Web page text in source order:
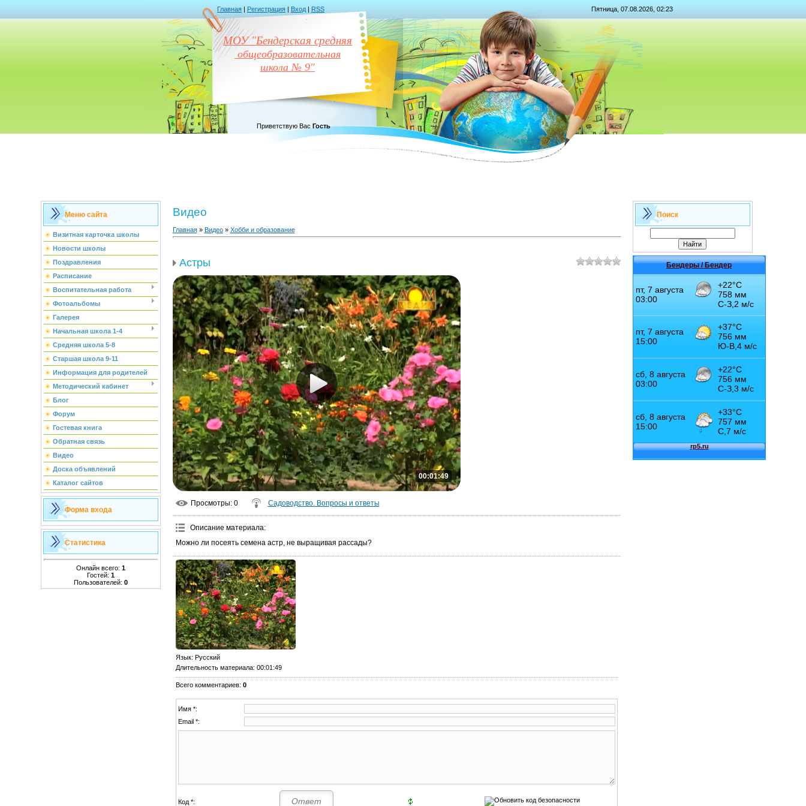
Главная | Регистрация | Вход | RSS Пятница, 07.08.2026, 02:23
МОУ "Бендерская средняя
общеобразовательная
школа № 9"
Приветствую Вас Гость
Меню сайта
Визитная карточка школы
Новости школы
Поздравления
Расписание
Воспитательная работа
Фотоальбомы
Галерея
Начальная школа 1-4
Средняя школа 5-8
Старшая школа 9-11
Информация для родителей
Методический кабинет
Блог
Форум
Гостевая книга
Обратная связь
Видео
Доска объявлений
Каталог сайтов
Форма входа
Статистика
Онлайн всего: 1
Гостей: 1
Пользователей: 0
Видео
Главная» Видео» Хобби и образование
Астры
00:01:49
Просмотры: 0 Садоводство. Вопросы и ответы
Описание материала:
Можно ли посеять семена астр, не выращивая рассады?
Язык: Русский
Длительность материала: 00:01:49
Всего комментариев: 0
Имя *:
Email *:
Код *:
Поиск
Бендеры / Бендер